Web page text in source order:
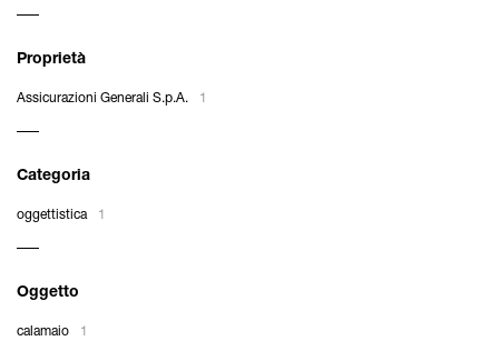
Proprietà
Assicurazioni Generali S.p.A. 1
Categoria
oggettistica 1
Oggetto
calamaio 1